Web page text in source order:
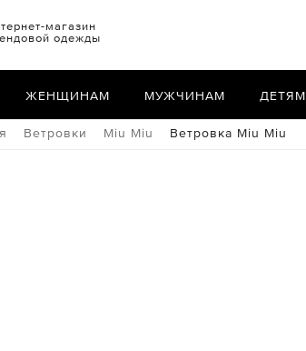
магазин
одежды
ЖЕНЩИНАМ МУЖЧИНАМ ДЕТЯМ
Ветровки Miu Miu Ветровка Miu Miu